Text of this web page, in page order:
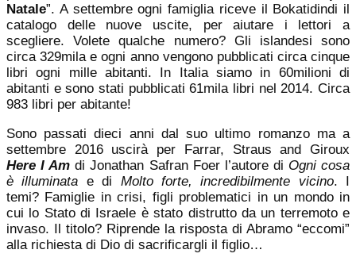
Natale”. A settembre ogni famiglia riceve il Bokatidindi il
catalogo delle nuove uscite, per aiutare i lettori a
scegliere. Volete qualche numero? Gli islandesi sono
circa 329mila e ogni anno vengono pubblicati circa cinque
libri ogni mille abitanti. In Italia siamo in 60milioni di
abitanti e sono stati pubblicati 61mila libri nel 2014. Circa
983 libri per abitante!
Sono passati dieci anni dal suo ultimo romanzo ma a
settembre 2016 uscirà per Farrar, Straus and Giroux
Here I Amdi Jonathan Safran Foer l’autore di Ogni cosa
è illuminata e di Molto forte, incredibilmente vicino. I
temi? Famiglie in crisi, figli problematici in un mondo in
cui lo Stato di Israele è stato distrutto da un terremoto e
invaso. Il titolo? Riprende la risposta di Abramo “eccomi”
alla richiesta di Dio di sacrificargli il figlio…